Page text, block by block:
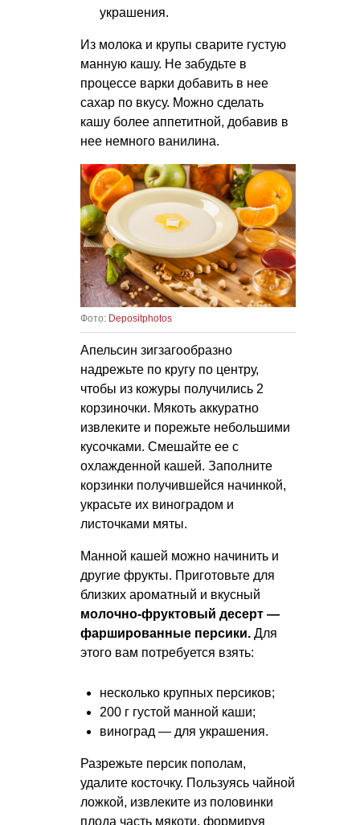
украшения.
Из молока и крупы сварите густую
манную кашу. Не забудьте в
процессе варки добавить в нее
сахар по вкусу. Можно сделать
кашу более аппетитной, добавив в
нее немного ванилина.
Фото: Depositphotos
Апельсин зигзагообразно
надрежьте по кругу по центру,
чтобы из кожуры получились 2
корзиночки. Мякоть аккуратно
извлеките и порежьте небольшими
кусочками. Смешайте ее с
охлажденной кашей. Заполните
корзинки получившейся начинкой,
украсьте их виноградом и
листочками мяты.
Манной кашей можно начинить и
другие фрукты. Приготовьте для
близких ароматный и вкусный
молочно-фруктовый десерт —
фаршированные персики. Для
этого вам потребуется взять:
несколько крупных персиков;
200 г густой манной каши;
виноград — для украшения.
Разрежьте персик пополам,
удалите косточку. Пользуясь чайной
ложкой, извлеките из половинки
плода часть мякоти, формируя